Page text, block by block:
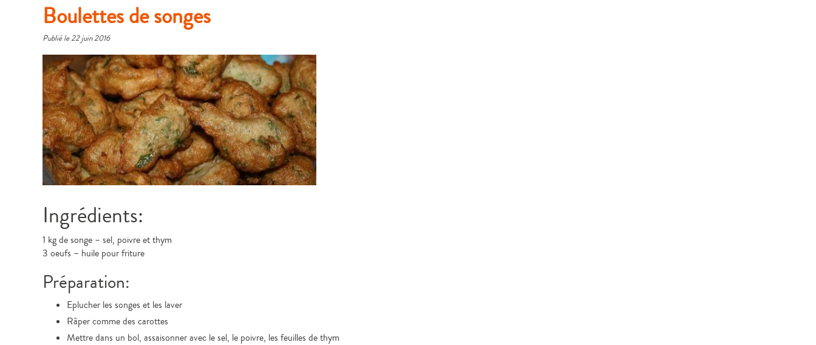
Boulettes de songes
Publié le22 juin 2016
Ingrédients:
1 kg de songe – sel, poivre et thym
3 oeufs – huile pour friture
Préparation:
Eplucher les songes et les laver
Râper comme des carottes
Mettre dans un bol, assaisonner avec le sel, le poivre, les feuilles de thym